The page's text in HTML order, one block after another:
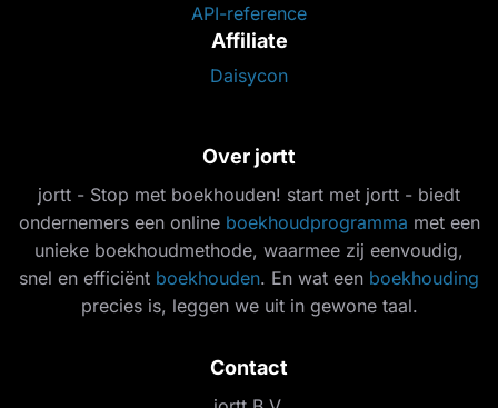
API-reference
Affiliate
Daisycon
Over jortt
jortt - Stop met boekhouden! start met jortt - biedt
ondernemers een online boekhoudprogramma met een
unieke boekhoudmethode, waarmee zij eenvoudig,
snel en efficiënt boekhouden. En wat een boekhouding
precies is, leggen we uit in gewone taal.
Contact